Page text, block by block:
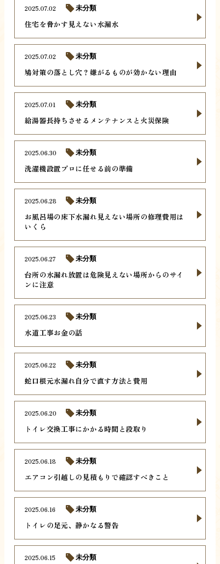
住宅を脅かす見えない水漏水
2025.07.02 未分類
鳩対策の落とし穴？嫌がるものが効かない理由
2025.07.02 未分類
給湯器長持ちさせるメンテナンスと火災保険
2025.07.01 未分類
洗濯機設置プロに任せる前の準備
2025.06.30 未分類
お風呂場の床下水漏れ見えない場所の修理費用は
いくら
2025.06.28 未分類
台所の水漏れ放置は危険見えない場所からのサイ
ンに注意
2025.06.27 未分類
水道工事お金の話
2025.06.23 未分類
蛇口根元水漏れ自分で直す方法と費用
2025.06.22 未分類
トイレ交換工事にかかる時間と段取り
2025.06.20 未分類
エアコン引越しの見積もりで確認すべきこと
2025.06.18 未分類
トイレの足元、静かなる警告
2025.06.16 未分類
2025.06.15 未分類